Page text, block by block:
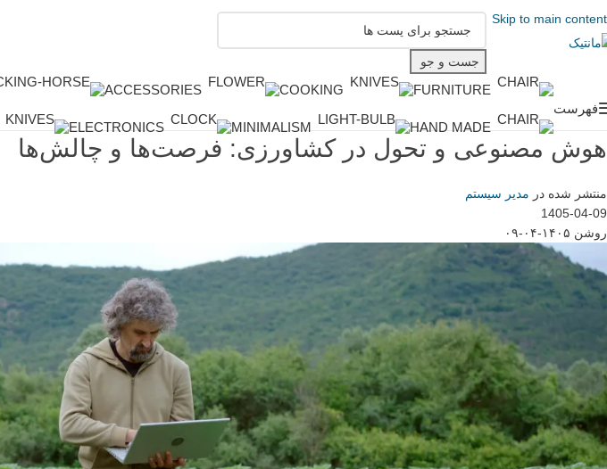
Skip to main content
جست و جو
فهرست
FURNITURE
COOKING
ACCESSORIES
HAND MADE
MINIMALISM
ELECTRONICS
هوش مصنوعی و تحول در کشاورزی: فرصت‌ها و چالش‌ها
منتشر شده در مدیر سیستم
1405-04-09
روشن ۱۴۰۵-۰۴-۰۹